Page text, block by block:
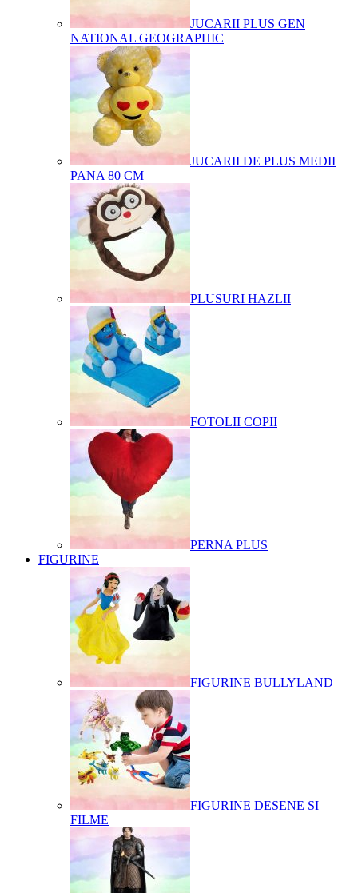
JUCARII PLUS GEN
NATIONAL GEOGRAPHIC
JUCARII DE PLUS MEDII
PANA 80 CM
PLUSURI HAZLII
FOTOLII COPII
PERNA PLUS
FIGURINE
FIGURINE BULLYLAND
FIGURINE DESENE SI
FILME